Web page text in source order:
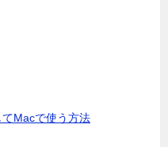
Macで使う方法